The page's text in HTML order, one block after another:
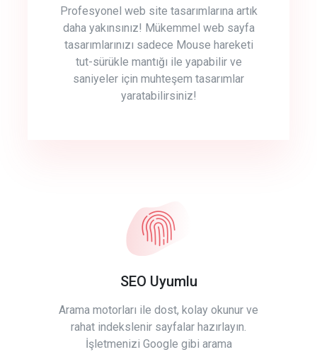
Profesyonel web site tasarımlarına artık
daha yakınsınız! Mükemmel web sayfa
tasarımlarınızı sadece Mouse hareketi
tut-sürükle mantığı ile yapabilir ve
saniyeler için muhteşem tasarımlar
yaratabilirsiniz!
SEO Uyumlu
Arama motorları ile dost, kolay okunur ve
rahat indekslenir sayfalar hazırlayın.
İşletmenizi Google gibi arama